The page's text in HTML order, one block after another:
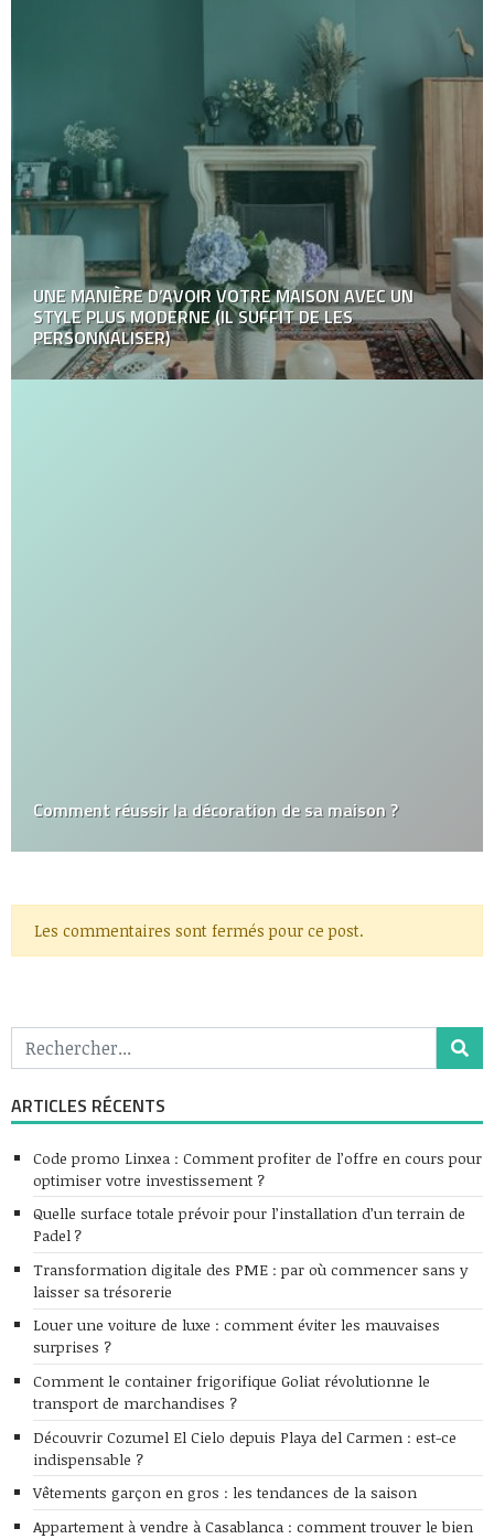
UNE MANIÈRE D’AVOIR VOTRE MAISON AVEC UN
STYLE PLUS MODERNE (IL SUFFIT DE LES
PERSONNALISER)
Comment réussir la décoration de sa maison ?
Les commentaires sont fermés pour ce post.
ARTICLES RÉCENTS
Code promo Linxea : Comment profiter de l’offre en cours pour
optimiser votre investissement ?
Quelle surface totale prévoir pour l’installation d’un terrain de
Padel ?
Transformation digitale des PME : par où commencer sans y
laisser sa trésorerie
Louer une voiture de luxe : comment éviter les mauvaises
surprises ?
Comment le container frigorifique Goliat révolutionne le
transport de marchandises ?
Découvrir Cozumel El Cielo depuis Playa del Carmen : est-ce
indispensable ?
Vêtements garçon en gros : les tendances de la saison
Appartement à vendre à Casablanca : comment trouver le bien